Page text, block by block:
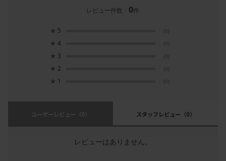
レビュー件数： 0件
★ 5 (0)
★ 4 (0)
★ 3 (0)
★ 2 (0)
★ 1 (0)
ユーザーレビュー （0） スタッフレビュー （0）
レビューはありません。